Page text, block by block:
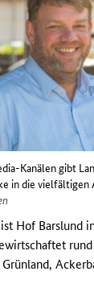
Kanälen gibt
in die
Hof Barslund